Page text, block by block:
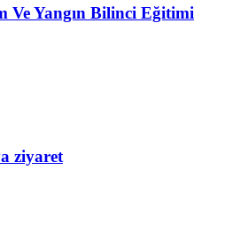
Ve Yangın Bilinci Eğitimi
ziyaret